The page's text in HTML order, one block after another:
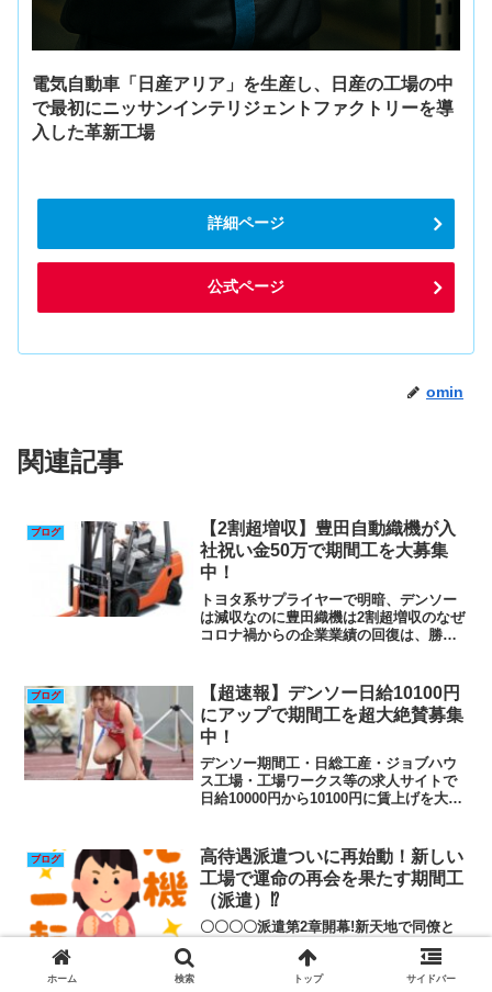
電気自動車「日産アリア」を生産し、日産の工場の中
で最初にニッサンインテリジェントファクトリーを導
入した革新工場
詳細ページ
公式ページ
omin
関連記事
ブログ
【2割超増収】豊田自動織機が入
社祝い金50万で期間工を大募集
中！
トヨタ系サプライヤーで明暗、デンソー
は減収なのに豊田織機は2割超増収のなぜ
コロナ禍からの企業業績の回復は、勝ち
強まっている。そこで、上場企業が発表
した直近四半期の決算...
ブログ
【超速報】デンソー日給10100円
にアップで期間工を超大絶賛募集
中！
デンソー期間工・日総工産・ジョブハウ
ス工場・工場ワークス等の求人サイトで
日給10000円から10100円に賃上げを大発
ジョブハウス工場や工場ワークスにてデ
ンソー...
ブログ
高待遇派遣ついに再始動！新しい
工場で運命の再会を果たす期間工
（派遣）⁉
〇〇〇〇派遣第2章開幕!新天地で同僚と
運命の再会こんにちは、ナズコ・オーミ
ン・ジョースターです。前工場を満了し
て別工場に異動のために就業待機してい
ホーム 検索 トップ サイドバー